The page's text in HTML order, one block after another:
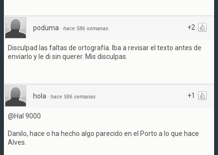
+2
poduma · hace 586 semanas
Disculpad las faltas de ortografía. Iba a revisar el texto antes de
enviarlo y le di sin querer. Mis disculpas.
+1
hola · hace 586 semanas
@Hal 9000
Danilo, hace o ha hecho algo parecido en el Porto a lo que hace
Alves.